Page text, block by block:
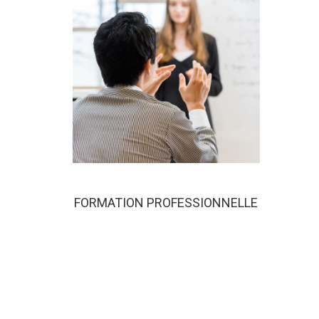
FORMATION PROFESSIONNELLE